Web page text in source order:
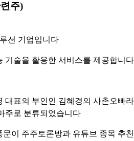
주)
션 기업입니다
기술을 활용한 서비스를 제공합니다
대표의 부인인 김혜경의 사촌오빠라
주로 분류되었습니다
이 주주토론방과 유튜브 종목 추천